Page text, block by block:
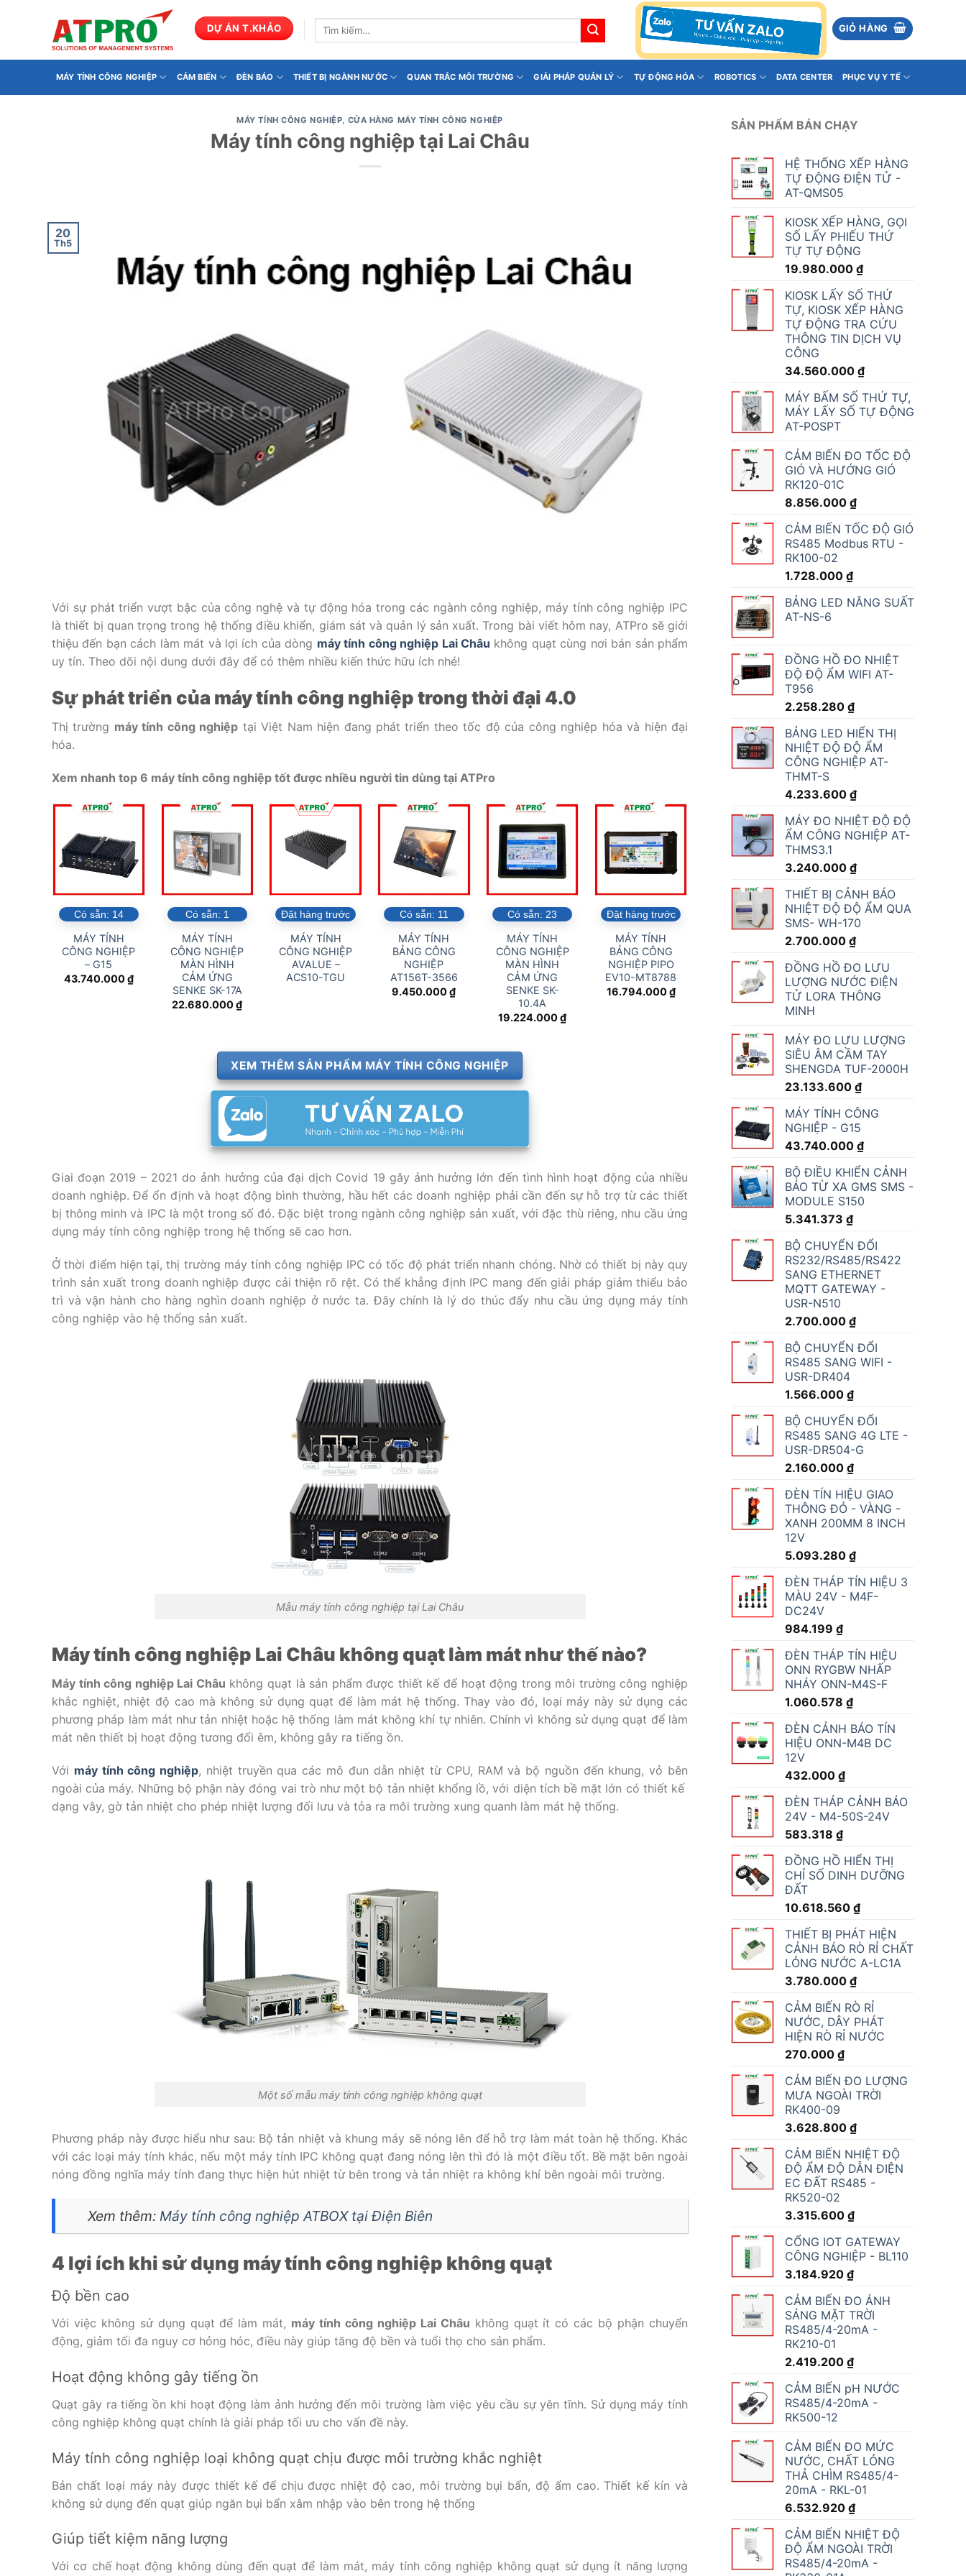
dung
DỰ ÁN T.KHẢO
Tìm
GIỎ HÀNG
MÁY TÍNH CÔNG NGHIỆP CẢM BIẾN ĐÈN BÁO THIẾT BỊ NGÀNH NƯỚC QUAN TRẮC MÔI TRƯỜNG GIẢI PHÁP QUẢN LÝ TỰ ĐỘNG HÓA ROBOTICS DATA CENTER PHỤC VỤ Y TẾ
MÁY TÍNH CÔNG NGHIỆP, CỬA HÀNG MÁY TÍNH CÔNG NGHIỆP
Máy tính công nghiệp tại Lai Châu
20
Th5
Với sự phát triển vượt bậc của công nghệ và tự động hóa trong các ngành công nghiệp, máy tính công nghiệp IPC
là thiết bị quan trọng trong hệ thống điều khiển, giám sát và quản lý sản xuất. Trong bài viết hôm nay, ATPro sẽ giới
thiệu đến bạn cách làm mát và lợi ích của dòng máy tính công nghiệp Lai Châu không quạt cùng nơi bán sản phẩm
uy tín. Theo dõi nội dung dưới đây để có thêm nhiều kiến thức hữu ích nhé!
Sự phát triển của máy tính công nghiệp trong thời đại 4.0
Thị trường máy tính công nghiệp tại Việt Nam hiện đang phát triển theo tốc độ của công nghiệp hóa và hiện đại
hóa.
Xem nhanh top 6 máy tính công nghiệp tốt được nhiều người tin dùng tại ATPro
Có sẵn: 14
MÁY TÍNH
CÔNG NGHIỆP
– G15
43.740.000₫
Có sẵn: 1
MÁY TÍNH
CÔNG NGHIỆP
MÀN HÌNH
CẢM ỨNG
SENKE SK-17A
22.680.000₫
Đặt hàng trước
MÁY TÍNH
CÔNG NGHIỆP
AVALUE –
ACS10-TGU
Có sẵn: 11
MÁY TÍNH
BẢNG CÔNG
NGHIỆP
AT156T-3566
9.450.000₫
Có sẵn:23
MÁY TÍNH
CÔNG NGHIỆP
MÀN HÌNH
CẢM ỨNG
SENKE SK-
10.4A
19.224.000₫
Đặt hàng trước
MÁY TÍNH
BẢNG CÔNG
NGHIỆP PIPO
EV10-MT8788
16.794.000₫
XEM THÊM SẢN PHẨM MÁY TÍNH CÔNG NGHIỆP
Giai đoạn 2019 – 2021 do ảnh hưởng của đại dịch Covid 19 gây ảnh hưởng lớn đến tình hình hoạt động của nhiều
doanh nghiệp. Để ổn định và hoạt động bình thường, hầu hết các doanh nghiệp phải cần đến sự hỗ trợ từ các thiết
bị thông minh và IPC là một trong số đó. Đặc biệt trong ngành công nghiệp sản xuất, với đặc thù riêng, nhu cầu ứng
dụng máy tính công nghiệp trong hệ thống sẽ cao hơn.
Ở thời điểm hiện tại, thị trường máy tính công nghiệp IPC có tốc độ phát triển nhanh chóng. Nhờ có thiết bị này quy
trình sản xuất trong doanh nghiệp được cải thiện rõ rệt. Có thể khẳng định IPC mang đến giải pháp giảm thiểu bảo
trì và vận hành cho hàng nghìn doanh nghiệp ở nước ta. Đây chính là lý do thúc đẩy nhu cầu ứng dụng máy tính
công nghiệp vào hệ thống sản xuất.
Mẫu máy tính công nghiệp tại Lai Châu
Máy tính công nghiệp Lai Châu không quạt làm mát như thế nào?
Máy tính công nghiệp Lai Châu không quạt là sản phẩm được thiết kế để hoạt động trong môi trường công nghiệp
khắc nghiệt, nhiệt độ cao mà không sử dụng quạt để làm mát hệ thống. Thay vào đó, loại máy này sử dụng các
phương pháp làm mát như tản nhiệt hoặc hệ thống làm mát không khí tự nhiên. Chính vì không sử dụng quạt để làm
mát nên thiết bị hoạt động tương đối êm, không gây ra tiếng ồn.
Với máy tính công nghiệp, nhiệt truyền qua các mô đun dẫn nhiệt từ CPU, RAM và bộ nguồn đến khung, vỏ bên
ngoài của máy. Những bộ phận này đóng vai trò như một bộ tản nhiệt khổng lồ, với diện tích bề mặt lớn có thiết kế
dạng vây, gờ tản nhiệt cho phép nhiệt lượng đối lưu và tỏa ra môi trường xung quanh làm mát hệ thống.
Một số mẫu máy tính công nghiệp không quạt
Phương pháp này được hiểu như sau: Bộ tản nhiệt và khung máy sẽ nóng lên để hỗ trợ làm mát toàn hệ thống. Khác
với các loại máy tính khác, nếu một máy tính IPC không quạt đang nóng lên thì đó là một điều tốt. Bề mặt bên ngoài
nóng đồng nghĩa máy tính đang thực hiện hút nhiệt từ bên trong và tản nhiệt ra không khí bên ngoài môi trường.
Xem thêm: Máy tính công nghiệp ATBOX tại Điện Biên
4 lợi ích khi sử dụng máy tính công nghiệp không quạt
Độ bền cao
Với việc không sử dụng quạt để làm mát, máy tính công nghiệp Lai Châu không quạt ít có các bộ phận chuyển
động, giảm tối đa nguy cơ hỏng hóc, điều này giúp tăng độ bền và tuổi thọ cho sản phẩm.
Hoạt động không gây tiếng ồn
Quạt gây ra tiếng ồn khi hoạt động làm ảnh hưởng đến môi trường làm việc yêu cầu sự yên tĩnh. Sử dụng máy tính
công nghiệp không quạt chính là giải pháp tối ưu cho vấn đề này.
Máy tính công nghiệp loại không quạt chịu được môi trường khắc nghiệt
Bản chất loại máy này được thiết kế để chịu được nhiệt độ cao, môi trường bụi bẩn, độ ẩm cao. Thiết kế kín và
không sử dụng đến quạt giúp ngăn bụi bẩn xâm nhập vào bên trong hệ thống
Giúp tiết kiệm năng lượng
Với cơ chế hoạt động không dùng đến quạt để làm mát, máy tính công nghiệp không quạt sử dụng ít năng lượng
SẢN PHẨM BÁN CHẠY
HỆ THỐNG XẾP HÀNG
TỰ ĐỘNG ĐIỆN TỬ -
AT-QMS05
KIOSK XẾP HÀNG, GỌI
SỐ LẤY PHIẾU THỨ
TỰ TỰ ĐỘNG
19.980.000 ₫
KIOSK LẤY SỐ THỨ
TỰ, KIOSK XẾP HÀNG
TỰ ĐỘNG TRA CỨU
THÔNG TIN DỊCH VỤ
CÔNG
34.560.000 ₫
MÁY BẤM SỐ THỨ TỰ,
MÁY LẤY SỐ TỰ ĐỘNG
AT-POSPT
CẢM BIẾN ĐO TỐC ĐỘ
GIÓ VÀ HƯỚNG GIÓ
RK120-01C
8.856.000 ₫
CẢM BIẾN TỐC ĐỘ GIÓ
RS485 Modbus RTU -
RK100-02
1.728.000 ₫
BẢNG LED NĂNG SUẤT
AT-NS-6
ĐỒNG HỒ ĐO NHIỆT
ĐỘ ĐỘ ẨM WIFI AT-
T956
2.258.280 ₫
BẢNG LED HIỂN THỊ
NHIỆT ĐỘ ĐỘ ẨM
CÔNG NGHIỆP AT-
THMT-S
4.233.600 ₫
MÁY ĐO NHIỆT ĐỘ ĐỘ
ẨM CÔNG NGHIỆP AT-
THMS3.1
3.240.000 ₫
THIẾT BỊ CẢNH BÁO
NHIỆT ĐỘ ĐỘ ẨM QUA
SMS- WH-170
2.700.000 ₫
ĐỒNG HỒ ĐO LƯU
LƯỢNG NƯỚC ĐIỆN
TỬ LORA THÔNG
MINH
MÁY ĐO LƯU LƯỢNG
SIÊU ÂM CẦM TAY
SHENGDA TUF-2000H
23.133.600 ₫
MÁY TÍNH CÔNG
NGHIỆP - G15
43.740.000 ₫
BỘ ĐIỀU KHIỂN CẢNH
BÁO TỪ XA GMS SMS -
MODULE S150
5.341.373 ₫
BỘ CHUYỂN ĐỔI
RS232/RS485/RS422
SANG ETHERNET
MQTT GATEWAY -
USR-N510
2.700.000 ₫
BỘ CHUYỂN ĐỔI
RS485 SANG WIFI -
USR-DR404
1.566.000 ₫
BỘ CHUYỂN ĐỔI
RS485 SANG 4G LTE -
USR-DR504-G
2.160.000 ₫
ĐÈN TÍN HIỆU GIAO
THÔNG ĐỎ - VÀNG -
XANH 200MM 8 INCH
12V
5.093.280 ₫
ĐÈN THÁP TÍN HIỆU 3
MÀU 24V - M4F-
DC24V
984.199 ₫
ĐÈN THÁP TÍN HIỆU
ONN RYGBW NHẤP
NHÁY ONN-M4S-F
1.060.578 ₫
ĐÈN CẢNH BÁO TÍN
HIỆU ONN-M4B DC
12V
432.000 ₫
ĐÈN THÁP CẢNH BÁO
24V - M4-50S-24V
583.318 ₫
ĐỒNG HỒ HIỂN THỊ
CHỈ SỐ DINH DƯỠNG
ĐẤT
10.618.560 ₫
THIẾT BỊ PHÁT HIỆN
CẢNH BÁO RÒ RỈ CHẤT
LỎNG NƯỚC A-LC1A
3.780.000 ₫
CẢM BIẾN RÒ RỈ
NƯỚC, DÂY PHÁT
HIỆN RÒ RỈ NƯỚC
270.000 ₫
CẢM BIẾN ĐO LƯỢNG
MƯA NGOÀI TRỜI
RK400-09
3.628.800 ₫
CẢM BIẾN NHIỆT ĐỘ
ĐỘ ẨM ĐỘ DẪN ĐIỆN
EC ĐẤT RS485 -
RK520-02
3.315.600 ₫
CỔNG IOT GATEWAY
CÔNG NGHIỆP - BL110
3.184.920 ₫
CẢM BIẾN ĐO ÁNH
SÁNG MẶT TRỜI
RS485/4-20mA -
RK210-01
2.419.200 ₫
CẢM BIẾN pH NƯỚC
RS485/4-20mA -
RK500-12
CẢM BIẾN ĐO MỨC
NƯỚC, CHẤT LỎNG
THẢ CHÌM RS485/4-
20mA - RKL-01
6.532.920 ₫
CẢM BIẾN NHIỆT ĐỘ
ĐỘ ẨM NGOÀI TRỜI
RS485/4-20mA -